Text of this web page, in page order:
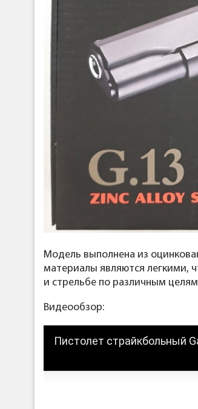
Модель выполнена из
материалы являются легкими,
и стрельбе по различным
Видеообзор:
Пистолет страйкбольный